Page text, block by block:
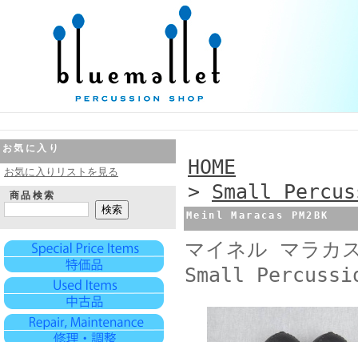
お気に入り
お気に入りリストを見る
商品検索
HOME
> Small
Meinl Maracas PM2BK
マイネル マラカ
Small